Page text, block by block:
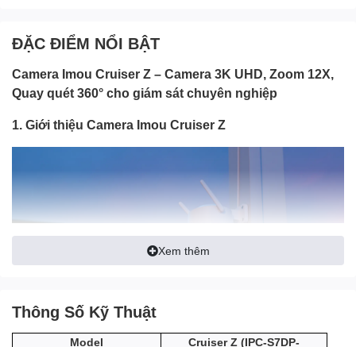
ĐẶC ĐIỂM NỔI BẬT
Camera Imou Cruiser Z – Camera 3K UHD, Zoom 12X,
Quay quét 360° cho giám sát chuyên nghiệp
1. Giới thiệu Camera Imou Cruiser Z
Imou Cruiser Z là dòng camera cao cấp thuộc hệ sinh thái Imou,
Xem thêm
Thông Số Kỹ Thuật
Model Cruiser Z (IPC-S7DP-